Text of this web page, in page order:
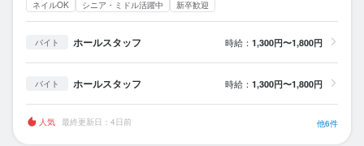
ネイルOK
シニア・ミドル活躍中 新卒歓迎
バイト ホールスタッフ 時給： 1,300円〜1,800円
バイト ホールスタッフ 時給： 1,300円〜1,800円
人気 最終更新日：4日前 他6件